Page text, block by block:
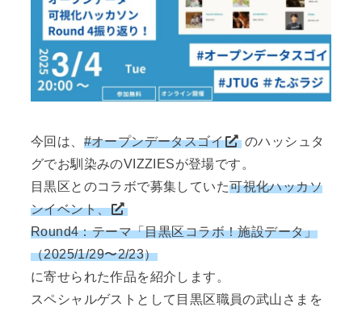
今回は、 #オープンデータスゴイ
のハッシュタ
グでお馴染みのVIZZIESが登場です。
目黒区とのコラボで募集していた可視化ハッカソ
ンイベント、
Round4：テーマ「目黒区コラボ！施設データ」
（2025/1/29〜2/23）
に寄せられた作品を紹介します。
スペシャルゲストとして目黒区職員の武山さまを